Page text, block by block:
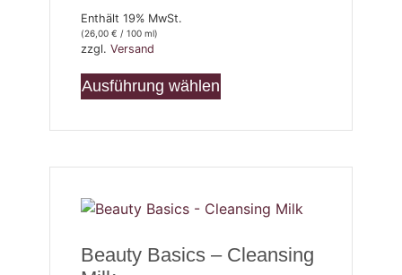
Enthält 19% MwSt.
(26,00 € / 100 ml)
zzgl. Versand
Ausführung wählen
Beauty Basics – Cleansing